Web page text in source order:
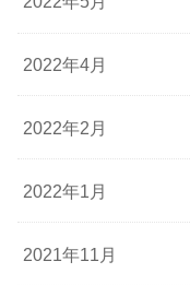
2022年4月
2022年2月
2022年1月
2021年11月